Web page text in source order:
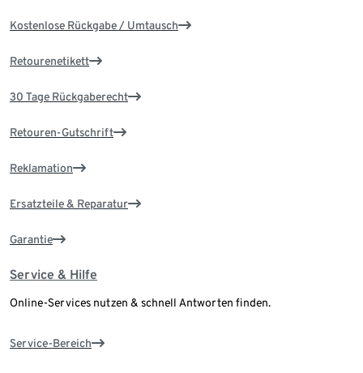
Kostenlose Rückgabe / Umtausch
Retourenetikett
30 Tage Rückgaberecht
Retouren-Gutschrift
Reklamation
Ersatzteile & Reparatur
Garantie
Service & Hilfe
Online-Services nutzen & schnell Antworten finden.
Service-Bereich